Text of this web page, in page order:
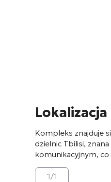
Lokalizacja
Kompleks znajduje
dzielnic Tbilisi,
komunikacyjnym, co
1/1